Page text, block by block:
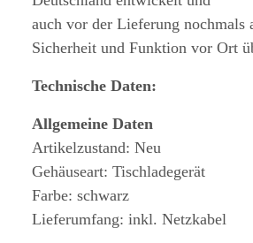
auch vor der Lieferung nochmals
Sicherheit und Funktion vor Ort
Technische Daten:
Allgemeine Daten
Artikelzustand: Neu
Gehäuseart: Tischladegerät
Farbe: schwarz
Lieferumfang: inkl. Netzkabel